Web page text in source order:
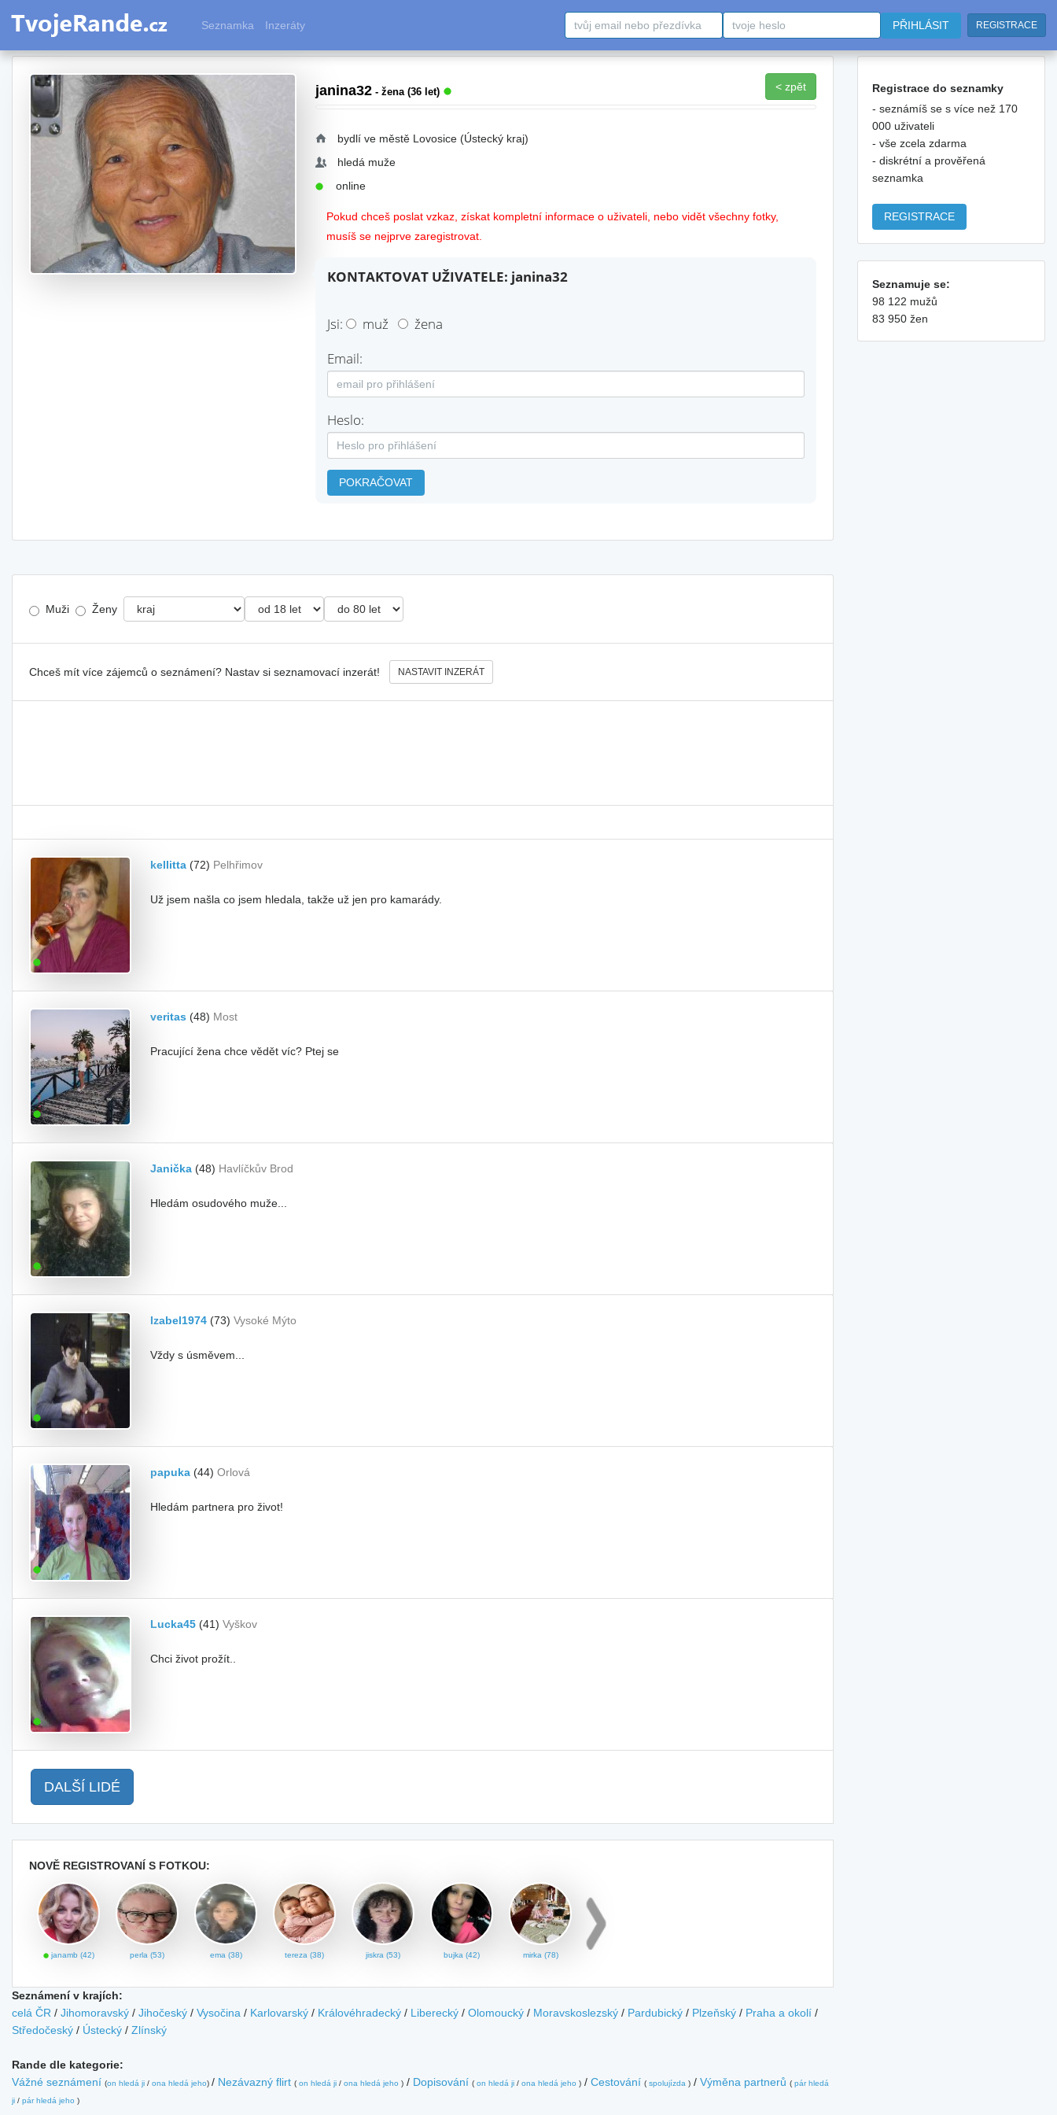
Seznamka Inzeráty PŘIHLÁSIT REGISTRACE
janina32 - žena (36 let) < zpět
bydlí ve městě Lovosice (Ústecký kraj)
hledá muže
online
Pokud chceš poslat vzkaz, získat kompletní informace o uživateli, nebo vidět všechny fotky,
musíš se nejprve zaregistrovat.
KONTAKTOVAT UŽIVATELE: janina32
Jsi: muž
žena
Email:
Heslo:
POKRAČOVAT
Muži Ženy
Chceš mít více zájemců o seznámení? Nastav si seznamovací inzerát! NASTAVIT INZERÁT
kellitta (72) Pelhřimov
Už jsem našla co jsem hledala, takže už jen pro kamarády.
veritas (48) Most
Pracující žena chce vědět víc? Ptej se
Janička (48) Havlíčkův Brod
Hledám osudového muže...
Izabel1974 (73) Vysoké Mýto
Vždy s úsměvem...
papuka (44) Orlová
Hledám partnera pro život!
Lucka45 (41) Vyškov
Chci život prožít..
DALŠÍ LIDÉ
NOVĚ REGISTROVANÍ S FOTKOU:
janamb (42) perla (53) ema (38) tereza (38) jiskra (53) bujka (42) mirka (78)
Seznámení v krajích:
celá ČR / Jihomoravský / Jihočeský / Vysočina / Karlovarský / Královéhradecký / Liberecký / Olomoucký / Moravskoslezský / Pardubický / Plzeňský / Praha a okolí /
Středočeský / Ústecký / Zlínský
Rande dle kategorie:
Vážné seznámení (on hledá ji / ona hledá jeho) / Nezávazný flirt ( on hledá ji / ona hledá jeho ) / Dopisování ( on hledá ji / ona hledá jeho ) / Cestování ( spolujízda ) / Výměna partnerů ( pár hledá
ji / pár hledá jeho )
Registrace do seznamky
- seznámíš se s více než 170
000 uživateli
- vše zcela zdarma
- diskrétní a prověřená
seznamka
REGISTRACE
Seznamuje se:
98 122 mužů
83 950 žen